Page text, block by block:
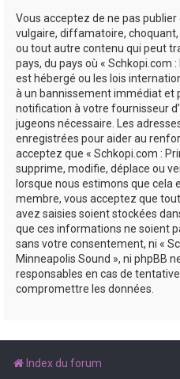
Vous acceptez de ne pas
vulgaire, diffamatoire,
ou tout autre contenu qui peut
pays, du pays où « Schkopi.com
est hébergé ou les lois
à un bannissement immédiat et
notification à votre fournisseur
jugeons nécessaire. Les
enregistrées pour aider au
acceptez que « Schkopi.com :
supprime, modifie, déplace ou
lorsque nous estimons que cela
membre, vous acceptez que
avez saisies soient stockées
que ces informations ne soient
sans votre consentement, ni «
Minneapolis Sound », ni phpBB
responsables en cas de
compromettre les données.
Index du forum